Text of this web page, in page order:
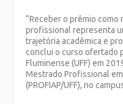
“Receber o prêmio
profissional representa
trajetória acadêmica e
conclui o curso ofertado
Fluminense (UFF) em
Mestrado Profissional
(PROFIAP/UFF), no